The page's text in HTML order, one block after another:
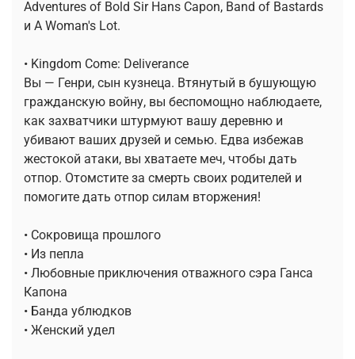
Adventures of Bold Sir Hans Capon, Band of Bastards
и A Woman's Lot.
• Kingdom Come: Deliverance
Вы — Генри, сын кузнеца. Втянутый в бушующую
гражданскую войну, вы беспомощно наблюдаете,
как захватчики штурмуют вашу деревню и
убивают ваших друзей и семью. Едва избежав
жестокой атаки, вы хватаете меч, чтобы дать
отпор. Отомстите за смерть своих родителей и
помогите дать отпор силам вторжения!
• Сокровища прошлого
• Из пепла
• Любовные приключения отважного сэра Ганса
Капона
• Банда ублюдков
• Женский удел